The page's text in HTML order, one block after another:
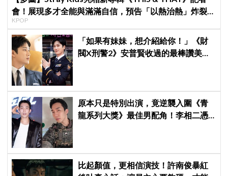
會！展現多才全能與滿滿自信，預告「以熱治熱」炸裂夏
日音樂圈
KPOP
「如果有妹妹，想介紹給你！」《財
閥X刑警2》安普賢收過的最棒讚美，
原本只是特別出演，竟逆襲入圍《青
龍系列大獎》最佳男配角！李相二憑
比起顏值，更相信演技！許南俊暴紅